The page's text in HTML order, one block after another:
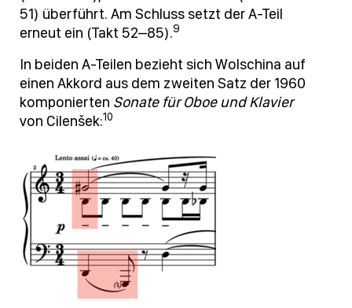
51) überführt. Am Schluss setzt der A-Teil
erneut ein (Takt 52–85).9
In beiden A-Teilen bezieht sich Wolschina auf
einen Akkord aus dem zweiten Satz der 1960
komponierten Sonate für Oboe und Klavier
von Cilenšek:10